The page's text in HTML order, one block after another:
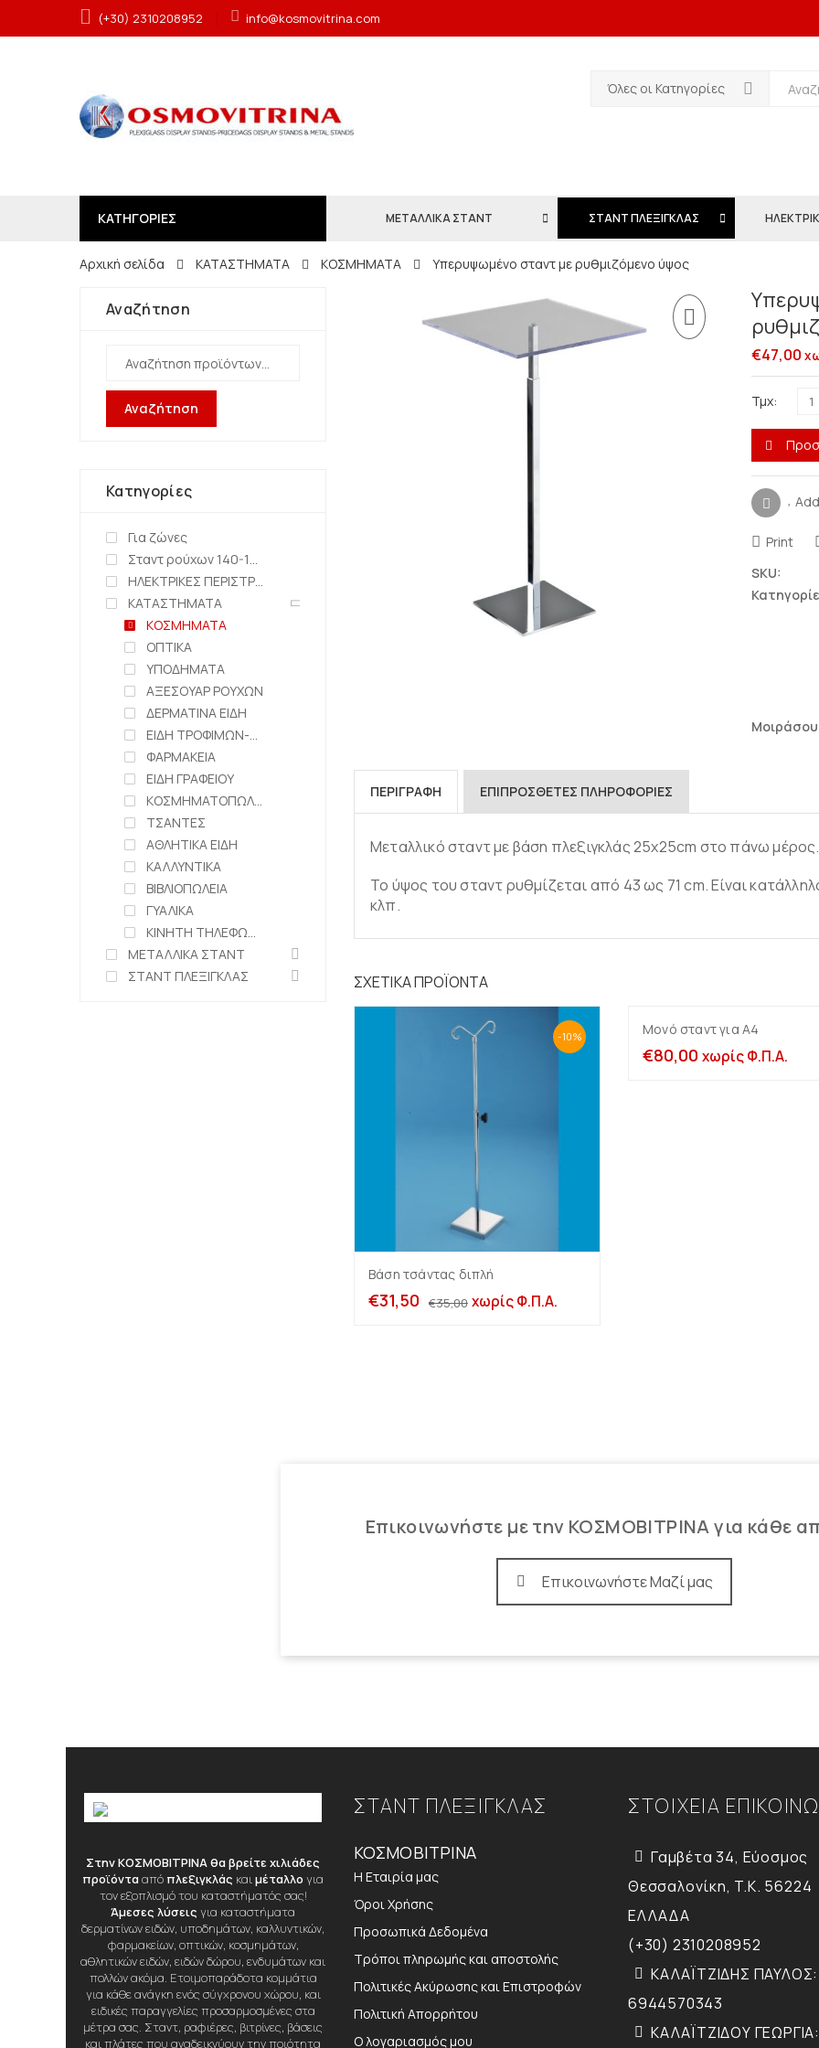
(+30) 2310208952 info@kosmovitrina.com
Όλες οι Κατηγορίες
ΚΑΤΗΓΟΡΙΕΣ ΜΕΤΑΛΛΙΚΑ ΣΤΑΝΤ ΣΤΑΝΤ ΠΛΕΞΙΓΚΛΑΣ
Σταντ για
κοσμήματα
Σταντ για βραχιόλια-
μπούστα
αλυσίδες
κοσμημάτων
Σταντ για Ζώνες
Μονές
Γεφυράκια-ΠΙ Σταντ
Αρχική σελίδα ΚΑΤΑΣΤΗΜΑΤΑ ΚΟΣΜΗΜΑΤΑ Υπερυψωμένο σταντ με ρυθμιζόμενο ύψος
€47,00
Τμχ:
Print
SKU:
ΠΕΡΙΓΡΑΦΉ ΕΠΙΠΡΌΣΘΕΤΕΣ ΠΛΗΡΟΦΟΡΊΕΣ
Μεταλλικό σταντ με βάση πλεξιγκλάς 25x25cm στο πάνω μέρος.
Το ύψος του σταντ ρυθμίζεται από 43 ως 71 cm. Είναι
κλπ.
ΣΧΕΤΙΚΆ ΠΡΟΪΌΝΤΑ
-10%
Προσθήκη στο καλάθι
Βάση τσάντας διπλή
€35,00
€31,50 χωρίς Φ.Π.Α.
Προσθήκη στο
Μονό σταντ για Α4
€80,00 χωρίς Φ.Π.Α.
Αναζήτηση
Αναζήτηση
Κατηγορίες
Για ζώνες
Σταντ ρούχων 140-150cm
ΗΛΕΚΤΡΙΚΕΣ ΠΕΡΙΣΤΡΕΦΟΜΕΝΕΣ ΒΑΣΕΙΣ
ΚΑΤΑΣΤΗΜΑΤΑ
ΚΟΣΜΗΜΑΤΑ
ΟΠΤΙΚΑ
ΥΠΟΔΗΜΑΤΑ
ΑΞΕΣΟΥΑΡ ΡΟΥΧΩΝ
ΔΕΡΜΑΤΙΝΑ ΕΙΔΗ
ΕΙΔΗ ΤΡΟΦΙΜΩΝ-ΖΑΧΑΡΟΠΛΑΣΤΕΙΑ
ΦΑΡΜΑΚΕΙΑ
ΕΙΔΗ ΓΡΑΦΕΙΟΥ
ΚΟΣΜΗΜΑΤΟΠΩΛΕΙΑ
ΤΣΑΝΤΕΣ
ΑΘΛΗΤΙΚΑ ΕΙΔΗ
ΚΑΛΛΥΝΤΙΚΑ
ΒΙΒΛΙΟΠΩΛΕΙΑ
ΓΥΑΛΙΚΑ
ΚΙΝΗΤΗ ΤΗΛΕΦΩΝΙΑ
ΜΕΤΑΛΛΙΚΑ ΣΤΑΝΤ
ΣΤΑΝΤ ΠΛΕΞΙΓΚΛΑΣ
Επικοινωνήστε με την ΚΟΣΜΟΒΙΤΡΙΝΑ για κάθε
Επικοινωνήστε Μαζί μας
Στην ΚΟΣΜΟΒΙΤΡΙΝΑ θα βρείτε χιλιάδες
προϊόντααπό πλεξιγκλάς καιμέταλλο για
τον εξοπλισμό του καταστήματός σας!
Άμεσες λύσεις για καταστήματα
δερματίνων ειδών, υποδημάτων, καλλυντικών,
φαρμακείων, οπτικών, κοσμημάτων,
αθλητικών ειδών, ειδών δώρου, ενδυμάτων και
πολλών ακόμα. Ετοιμοπαράδοτα κομμάτια
για κάθε ανάγκη ενός σύγχρονου χώρου, και
ειδικές παραγγελίες προσαρμοσμένες στα
μέτρα σας. Σταντ, ραφιέρες, βιτρίνες, βάσεις
και πλάτες που αναδεικνύουν την ποιότητα
ΣΤΑΝΤ ΠΛΕΞΙΓΚΛΑΣ
ΚΟΣΜΟΒΙΤΡΙΝΑ
Η Εταιρία μας
Όροι Χρήσης
Προσωπικά Δεδομένα
Τρόποι πληρωμής και αποστολής
Πολιτικές Ακύρωσης και Επιστροφών
Πολιτική Απορρήτου
Ο λογαριασμός μου
ΣΤΟΙΧΕΙΑ
Γαμβέτα 34, Εύοσμος
Θεσσαλονίκη, T.K. 56224
ΕΛΛΑΔΑ
(+30) 2310208952
ΚΑΛΑΪΤΖΙΔΗΣ
6944570343
ΚΑΛΑΪΤΖΙΔΟΥ